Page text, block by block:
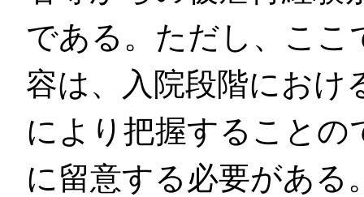
である。ただし、ここ
容は、入院段階におけ
により把握すること
に留意する必要がある